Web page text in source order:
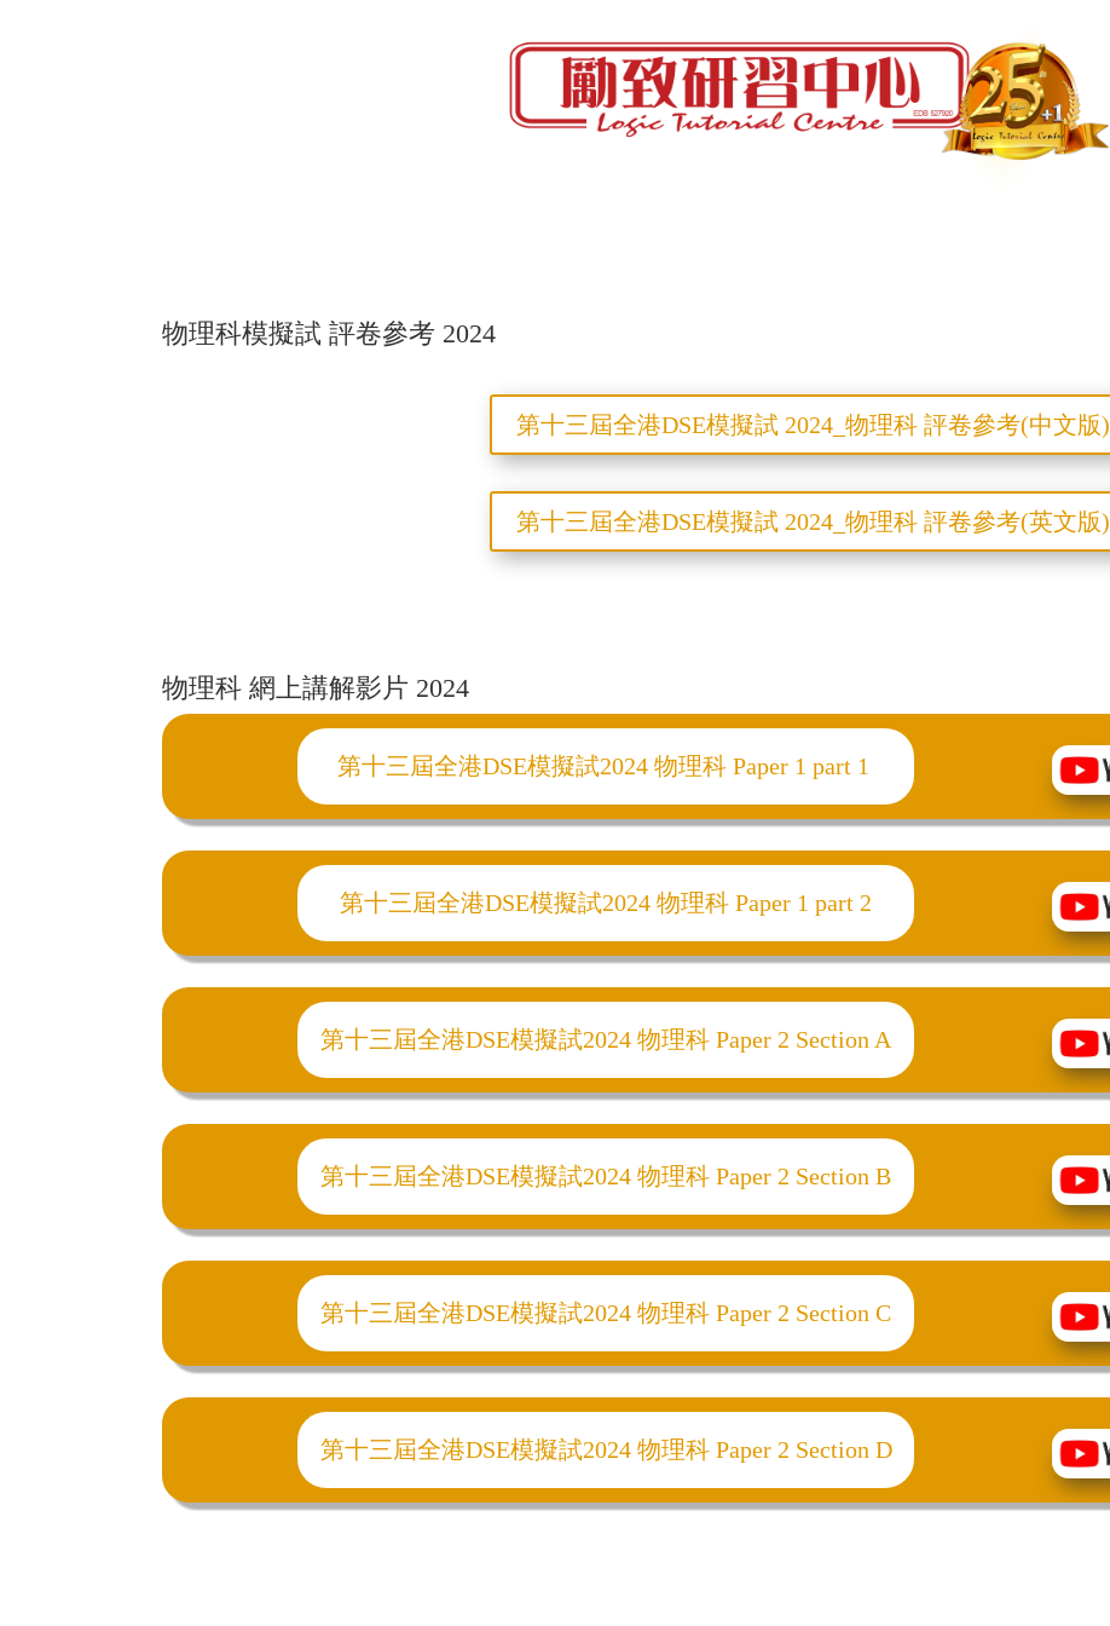
物理科模擬試 評卷參考 2024
第十三屆全港DSE模擬試 2024_物理科 評卷參考(中文版)
第十三屆全港DSE模擬試 2024_物理科 評卷參考(英文版)
物理科 網上講解影片 2024
第十三屆全港DSE模擬試2024 物理科 Paper 1 part 1
第十三屆全港DSE模擬試2024 物理科 Paper 1 part 2
第十三屆全港DSE模擬試2024 物理科 Paper 2 Section A
第十三屆全港DSE模擬試2024 物理科 Paper 2 Section B
第十三屆全港DSE模擬試2024 物理科 Paper 2 Section C
第十三屆全港DSE模擬試2024 物理科 Paper 2 Section D